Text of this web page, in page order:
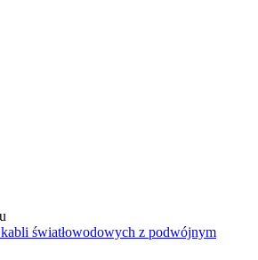
światłowodowych z podwójnym